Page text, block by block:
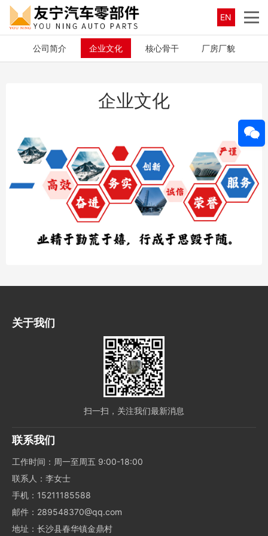
EN
公司简介 企业文化 核心骨干 厂房厂貌
企业文化
关于我们
扫一扫，关注我们最新消息
联系我们
工作时间：周一至周五 9:00-18:00
联系人：李女士
手机：15211185588
邮件：289548370@qq.com
地址：长沙县春华镇金鼎村